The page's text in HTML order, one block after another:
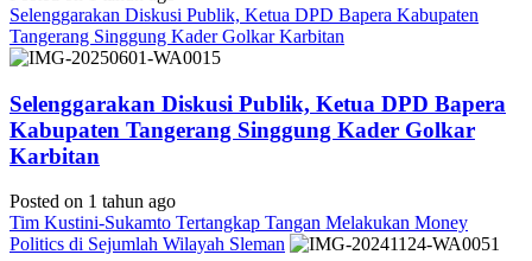
Selenggarakan Diskusi Publik, Ketua DPD Bapera Kabupaten
Tangerang Singgung Kader Golkar Karbitan
Selenggarakan Diskusi Publik, Ketua DPD Bapera
Kabupaten Tangerang Singgung Kader Golkar
Karbitan
Posted on 1 tahun ago
Tim Kustini-Sukamto Tertangkap Tangan Melakukan Money
Politics di Sejumlah Wilayah Sleman